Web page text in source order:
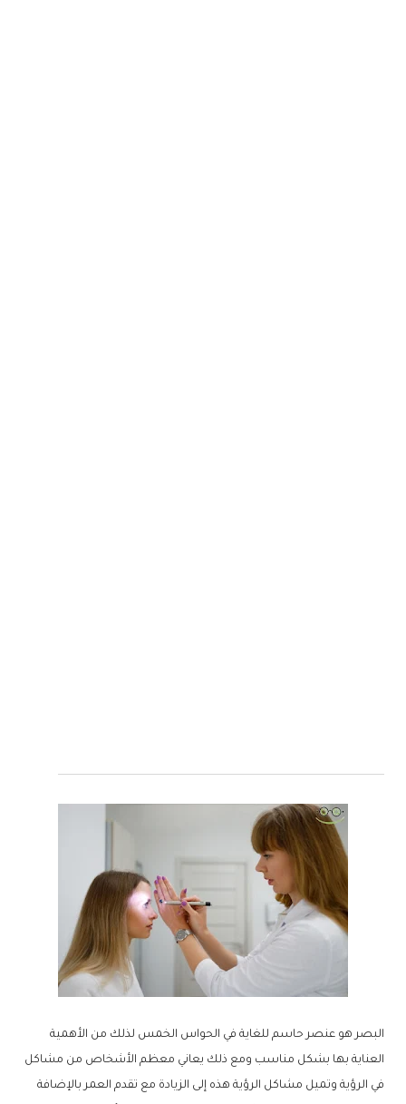
البصر هو عنصر حاسم للغاية في الحواس الخمس لذلك من الأهمية
العناية بها بشكل مناسب ومع ذلك يعاني معظم الأشخاص من مشاكل
في الرؤية وتميل مشاكل الرؤية هذه إلى الزيادة مع تقدم العمر بالإضافة